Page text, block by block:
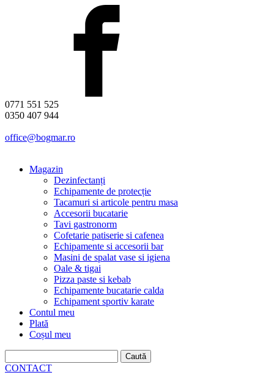
0771 551 525
0350 407 944
office@bogmar.ro
Magazin
Dezinfectanți
Echipamente de protecție
Tacamuri si articole pentru masa
Accesorii bucatarie
Tavi gastronorm
Cofetarie patiserie si cafenea
Echipamente si accesorii bar
Masini de spalat vase si igiena
Oale & tigai
Pizza paste si kebab
Echipamente bucatarie calda
Echipament sportiv karate
Contul meu
Plată
Coșul meu
după:
CONTACT